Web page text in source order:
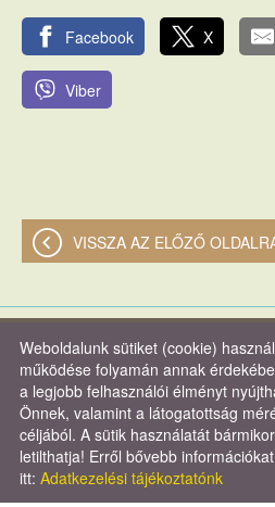
Facebook X
Viber
VISSZA AZ ELŐZŐ
© 2026 - Verasztó
Oldal információklAdatkezelési
KERESÉS AZ OLDAL TARTALMÁBAN
Weboldalunk sütiket (cookie) használ
működése folyamán annak
a legjobb felhasználói élményt
Önnek, valamint a látogatottság
céljából. A sütik használatát bármikor
letilthatja! Erről bővebb
itt: Adatkezelési tájékoztatónk